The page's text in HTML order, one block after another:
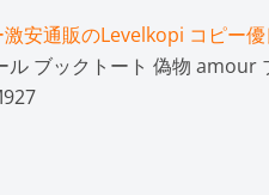
安通販のLevelkopi コピー優
ル ブックトート 偽物 amour